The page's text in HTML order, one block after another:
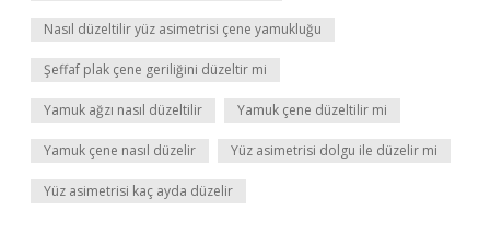
Nasıl düzeltilir yüz asimetrisi çene yamukluğu
Şeffaf plak çene geriliğini düzeltir mi
Yamuk ağzı nasıl düzeltilir Yamuk çene düzeltilir mi
Yamuk çene nasıl düzelir Yüz asimetrisi dolgu ile düzelir mi
Yüz asimetrisi kaç ayda düzelir